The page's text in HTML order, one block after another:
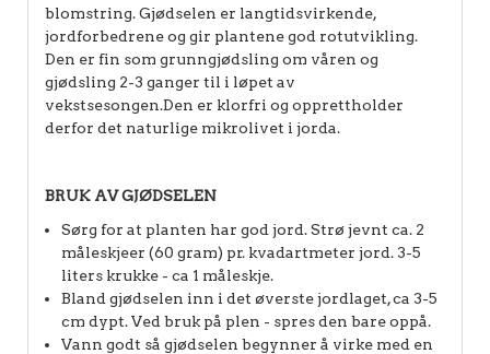
blomstring. Gjødselen er langtidsvirkende,
jordforbedrene og gir plantene god rotutvikling.
Den er fin som grunngjødsling om våren og
gjødsling 2-3 ganger til i løpet av
vekstsesongen.Den er klorfri og opprettholder
derfor det naturlige mikrolivet i jorda.
BRUK AV GJØDSELEN
Sørg for at planten har god jord. Strø jevnt ca. 2
måleskjeer (60 gram) pr. kvadartmeter jord. 3-5
liters krukke - ca 1 måleskje.
Bland gjødselen inn i det øverste jordlaget, ca 3-5
cm dypt. Ved bruk på plen - spres den bare oppå.
Vann godt så gjødselen begynner å virke med en